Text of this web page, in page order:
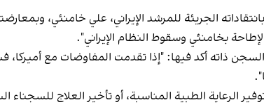
الجريئة للمرشد الإيراني، علي خامنئي،
من السجن ذاته أكد فيها: "إذا تقدمت المفاوضات مع
الرعاية الطبية المناسبة، أو تأخير العلاج